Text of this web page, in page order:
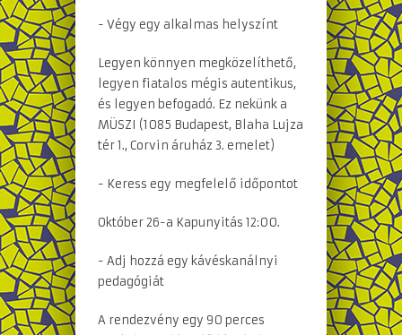
- Végy egy alkalmas helyszínt
Legyen könnyen megközelíthető,
legyen fiatalos mégis autentikus,
és legyen befogadó. Ez nekünk a
MÜSZI (1085 Budapest, Blaha Lujza
tér 1., Corvin áruház 3. emelet)
- Keress egy megfelelő időpontot
Október 26-a Kapunyitás 12:00.
- Adj hozzá egy kávéskanálnyi
pedagógiát
A rendezvény egy 90 perces